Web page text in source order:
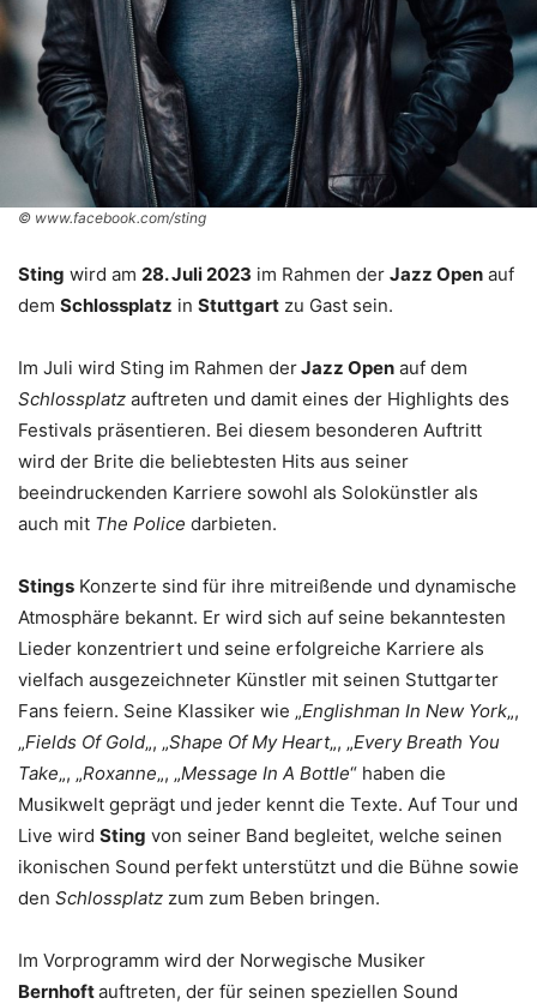
© www.facebook.com/sting
Sting wird am 28. Juli 2023 im Rahmen der Jazz Open auf
dem Schlossplatz in Stuttgart zu Gast sein.
Im Juli wird Sting im Rahmen derJazz Open auf dem
Schlossplatz auftreten und damit eines der Highlights des
Festivals präsentieren. Bei diesem besonderen Auftritt
wird der Brite die beliebtesten Hits aus seiner
beeindruckenden Karriere sowohl als Solokünstler als
auch mit The Police darbieten.
Stings Konzerte sind für ihre mitreißende und dynamische
Atmosphäre bekannt. Er wird sich auf seine bekanntesten
Lieder konzentriert und seine erfolgreiche Karriere als
vielfach ausgezeichneter Künstler mit seinen Stuttgarter
Fans feiern. Seine Klassiker wie „Englishman In New York„,
„Fields Of Gold„, „Shape Of My Heart„, „Every Breath You
Take„, „Roxanne„, „Message In A Bottle“ haben die
Musikwelt geprägt und jeder kennt die Texte. Auf Tour und
Live wird Sting von seiner Band begleitet, welche seinen
ikonischen Sound perfekt unterstützt und die Bühne sowie
den Schlossplatz zum zum Beben bringen.
Im Vorprogramm wird der Norwegische Musiker
Bernhoftauftreten, der für seinen speziellen Sound